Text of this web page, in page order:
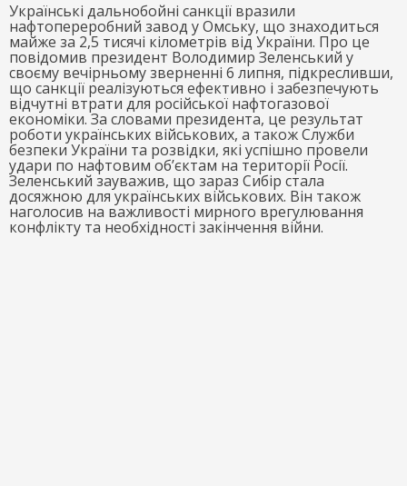
Українські дальнобойні санкції вразили
нафтопереробний завод у Омську, що знаходиться
майже за 2,5 тисячі кілометрів від України. Про це
повідомив президент Володимир Зеленський у
своєму вечірньому зверненні 6 липня, підкресливши,
що санкції реалізуються ефективно і забезпечують
відчутні втрати для російської нафтогазової
економіки. За словами президента, це результат
роботи українських військових, а також Служби
безпеки України та розвідки, які успішно провели
удари по нафтовим об’єктам на території Росії.
Зеленський зауважив, що зараз Сибір стала
досяжною для українських військових. Він також
наголосив на важливості мирного врегулювання
конфлікту та необхідності закінчення війни.